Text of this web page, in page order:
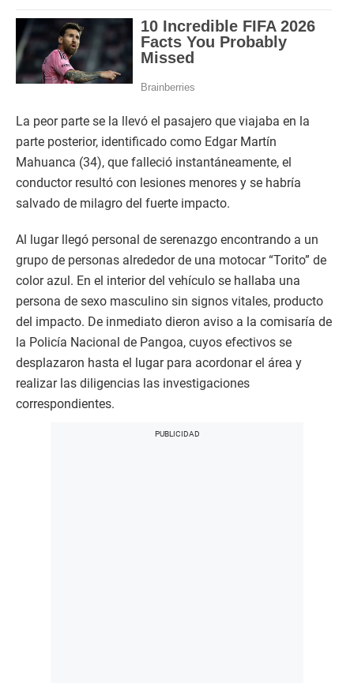
La peor parte se la llevó el pasajero que viajaba en la
parte posterior, identificado como Edgar Martín
Mahuanca (34), que falleció instantáneamente, el
conductor resultó con lesiones menores y se habría
salvado de milagro del fuerte impacto.
Al lugar llegó personal de serenazgo encontrando a un
grupo de personas alrededor de una motocar “Torito” de
color azul. En el interior del vehículo se hallaba una
persona de sexo masculino sin signos vitales, producto
del impacto. De inmediato dieron aviso a la comisaría de
la Policía Nacional de Pangoa, cuyos efectivos se
desplazaron hasta el lugar para acordonar el área y
realizar las diligencias las investigaciones
correspondientes.